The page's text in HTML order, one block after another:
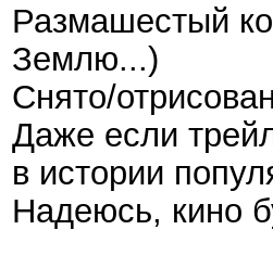
Размашестый
Землю...)
Снято/
Даже если
в истории
Надеюсь, кино